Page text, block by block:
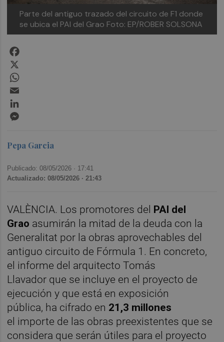
Parte del antiguo trazado del circuito de F1 donde
se ubica el PAI del Grao Foto: EP/ROBER SOLSONA
Pepa Garcia
Publicado: 08/05/2026 · 17:41
Actualizado: 08/05/2026 · 21:43
VALÈNCIA. Los promotores del PAI del
Grao asumirán la mitad de la deuda con la
Generalitat por la obras aprovechables del
antiguo circuito de Fórmula 1. En concreto,
el informe del arquitecto Tomás
Llavador que se incluye en el proyecto de
ejecución y que está en exposición
pública, ha cifrado en 21,3 millones
el importe de las obras preexistentes que se
considera que serán útiles para el proyecto